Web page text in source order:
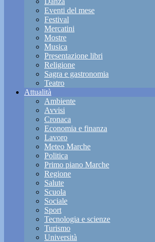
Eventi del mese
Festival
Mercatini
Mostre
Musica
Presentazione libri
Religione
Sagra e gastronomia
Teatro
Attualità
Ambiente
Avvisi
Cronaca
Economia e finanza
Lavoro
Meteo Marche
Politica
Primo piano Marche
Regione
Salute
Scuola
Sociale
Sport
Tecnologia e scienze
Turismo
Università